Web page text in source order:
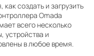
создать и загрузить
Omada
всего несколько
устройства и
в любое время.